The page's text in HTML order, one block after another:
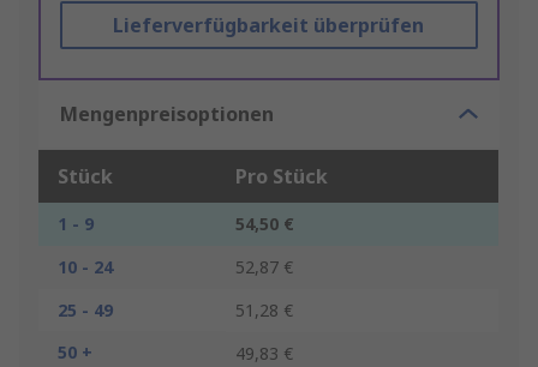
Lieferverfügbarkeit überprüfen
Mengenpreisoptionen
Stück Pro Stück
1 - 9
54,50 €
10 - 24
52,87 €
25 - 49
51,28 €
50 +
49,83 €